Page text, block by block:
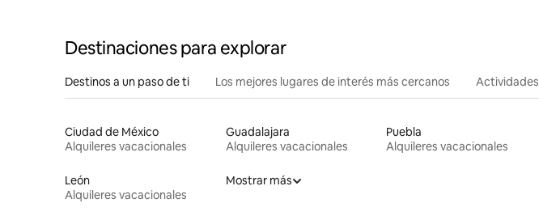
Destinaciones para explorar
Destinos a un paso de ti Los mejores lugares de interés más cercanos Actividades
Ciudad de México
Alquileres vacacionales
Guadalajara
Alquileres vacacionales
Puebla
Alquileres vacacionales
León
Alquileres vacacionales
Mostrar más